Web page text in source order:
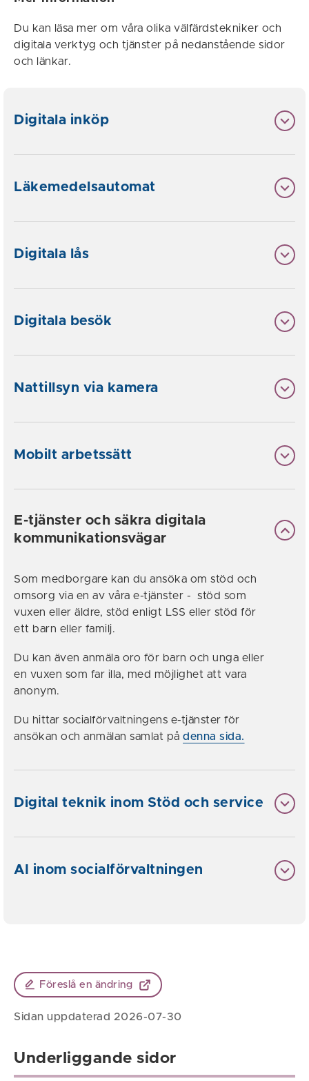
Du kan läsa mer om våra olika välfärdstekniker och
digitala verktyg och tjänster på nedanstående sidor
och länkar.
Digitala inköp
Läkemedelsautomat
Digitala lås
Digitala besök
Nattillsyn via kamera
Mobilt arbetssätt
E-tjänster och säkra digitala
kommunikationsvägar
Som medborgare kan du ansöka om stöd och
omsorg via en av våra e-tjänster - stöd som
vuxen eller äldre, stöd enligt LSS eller stöd för
ett barn eller familj.
Du kan även anmäla oro för barn och unga eller
en vuxen som far illa, med möjlighet att vara
anonym.
Du hittar socialförvaltningens e-tjänster för
ansökan och anmälan samlat på denna sida.
Digital teknik inom Stöd och service
AI inom socialförvaltningen
Föreslå en ändring
Sidan uppdaterad 2026-07-30
Underliggande sidor